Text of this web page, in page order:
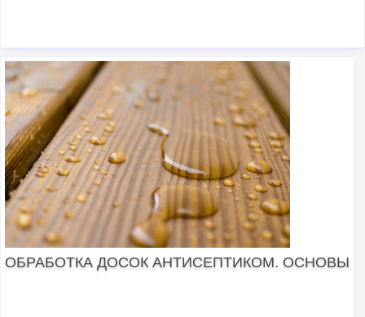
ОБРАБОТКА ДОСОК АНТИСЕПТИКОМ. ОСНОВЫ